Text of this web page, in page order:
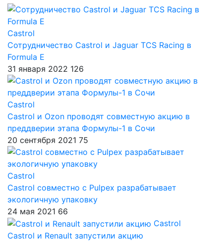
Castrol
Сотрудничество Castrol и Jaguar TCS Racing в
Formula E
31 января 2022 126
Castrol
Castrol и Ozon проводят совместную акцию в
преддверии этапа Формулы-1 в Сочи
20 сентября 2021 75
Castrol
Castrol совместно с Pulpex разрабатывает
экологичную упаковку
24 мая 2021 66
Castrol
Castrol и Renault запустили акцию